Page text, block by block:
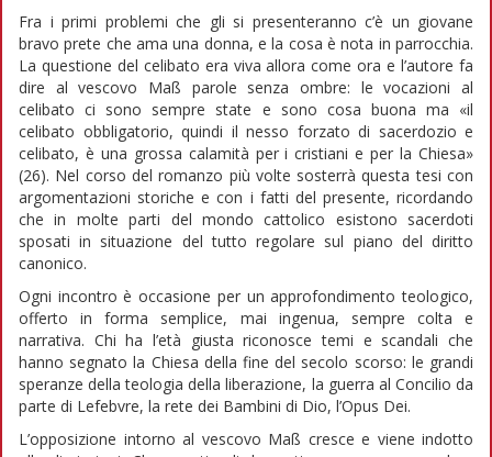
Fra i primi problemi che gli si presenteranno c’è un giovane
bravo prete che ama una donna, e la cosa è nota in parrocchia.
La questione del celibato era viva allora come ora e l’autore fa
dire al vescovo Maß parole senza ombre: le vocazioni al
celibato ci sono sempre state e sono cosa buona ma «il
celibato obbligatorio, quindi il nesso forzato di sacerdozio e
celibato, è una grossa calamità per i cristiani e per la Chiesa»
(26). Nel corso del romanzo più volte sosterrà questa tesi con
argomentazioni storiche e con i fatti del presente, ricordando
che in molte parti del mondo cattolico esistono sacerdoti
sposati in situazione del tutto regolare sul piano del diritto
canonico.
Ogni incontro è occasione per un approfondimento teologico,
offerto in forma semplice, mai ingenua, sempre colta e
narrativa. Chi ha l’età giusta riconosce temi e scandali che
hanno segnato la Chiesa della fine del secolo scorso: le grandi
speranze della teologia della liberazione, la guerra al Concilio da
parte di Lefebvre, la rete dei Bambini di Dio, l’Opus Dei.
L’opposizione intorno al vescovo Maß cresce e viene indotto